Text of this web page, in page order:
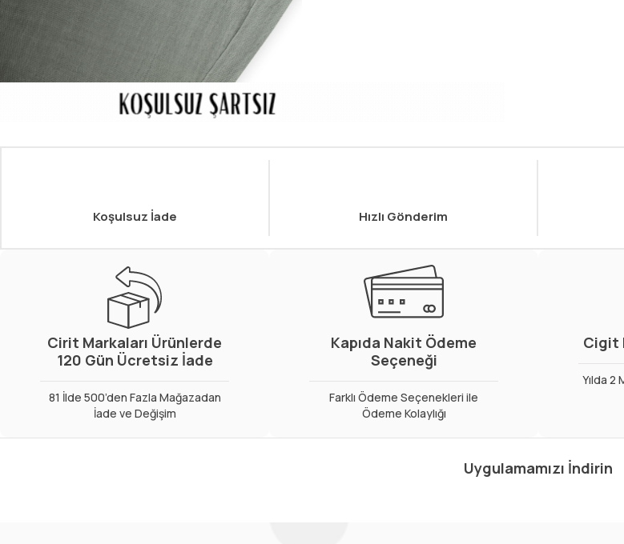
Koşulsuz İade Hızlı Gönderim
Cirit Markaları Ürünlerde
120 Gün Ücretsiz İade
81 İlde 500’den Fazla Mağazadan
İade ve Değişim
Kapıda Nakit Ödeme
Seçeneği
Farklı Ödeme Seçenekleri ile
Ödeme Kolaylığı
Cigit
Yılda 2
Uygulamamızı İndirin